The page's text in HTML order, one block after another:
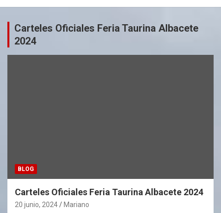
o
Carteles Oficiales Feria Taurina Albacete
2024
BLOG
Carteles Oficiales Feria Taurina Albacete 2024
20 junio, 2024 Mariano